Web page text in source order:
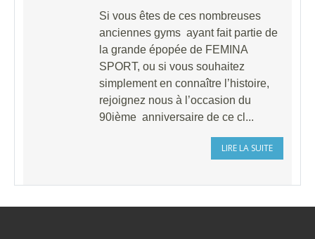
Si vous êtes de ces nombreuses
anciennes gyms ayant fait partie de
la grande épopée de FEMINA
SPORT, ou si vous souhaitez
simplement en connaître l’histoire,
rejoignez nous à l’occasion du
90ième anniversaire de ce cl...
LIRE LA SUITE